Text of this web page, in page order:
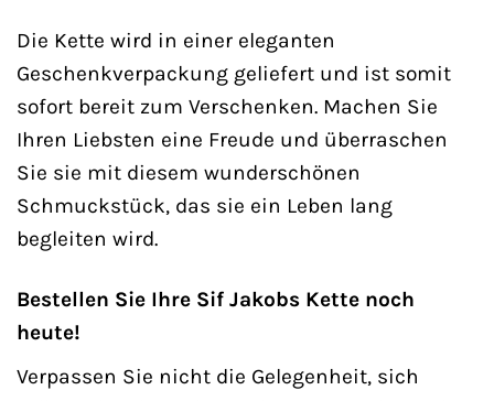
Die Kette wird in einer eleganten
Geschenkverpackung geliefert und ist somit
sofort bereit zum Verschenken. Machen Sie
Ihren Liebsten eine Freude und überraschen
Sie sie mit diesem wunderschönen
Schmuckstück, das sie ein Leben lang
begleiten wird.
Bestellen Sie Ihre Sif Jakobs Kette noch
heute!
Verpassen Sie nicht die Gelegenheit, sich